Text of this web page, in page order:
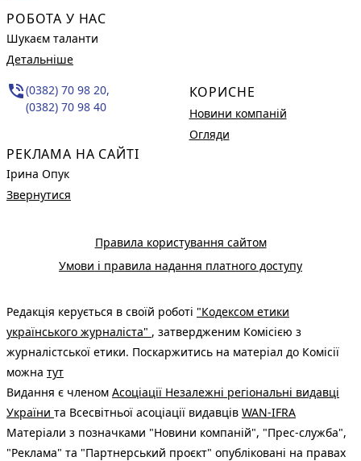
РОБОТА У НАС
Шукаєм таланти
Детальніше
phone_in_talk(0382) 70 98 20,
(0382) 70 98 40
РЕКЛАМА НА САЙТІ
Ірина Опук
Звернутися
КОРИСНЕ
Новини компаній
Огляди
Правила користування сайтом
Умови і правила надання платного доступу
Редакція керується в своїй роботі "Кодексом етики
українського журналіста" , затвердженим Комісією з
журналістської етики. Поскаржитись на матеріал до Комісії
можна тут
Видання є членом Асоціації Незалежні регіональні видавці
України та Всесвітньої асоціації видавців WAN-IFRA
Матеріали з позначками "Новини компаній", "Прес-служба",
"Реклама" та "Партнерський проєкт" опубліковані на правах